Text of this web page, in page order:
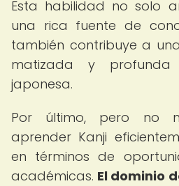
Esta habilidad no solo
una rica fuente de
también contribuye a
matizada y
japonesa.
Por último, pero no
aprender Kanji
en términos de
académicas. El dominio